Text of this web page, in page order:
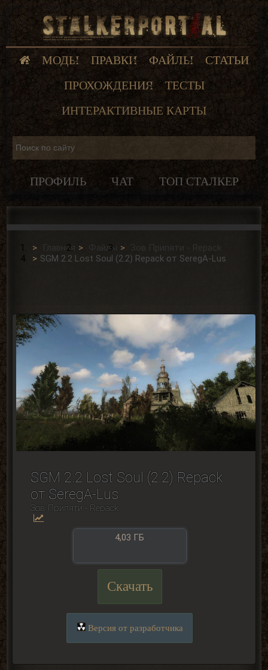
МОДЫ ПРАВКИ ФАЙЛЫ
СТАТЬИ
ПРОХОЖДЕНИЯ
ТЕСТЫ
ИНТЕРАКТИВНЫЕ КАРТЫ
ПРОФИЛЬ ЧАТ ТОП СТАЛКЕР
Главная Файлы
Зов Припяти - Repack
SGM 2.2 Lost Soul (2.2) Repack от SeregA-Lus
SGM 2.2 Lost Soul (2.2) Repack
от SeregA-Lus
Зов Припяти - Repack
4,03 ГБ
Скачать
Версия от разработчика